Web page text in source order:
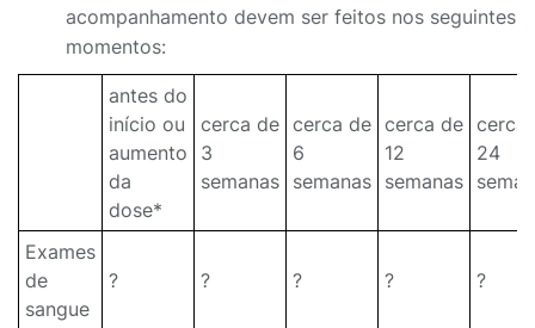
acompanhamento devem ser feitos nos seguintes
momentos:
antes do
início ou
aumento
da
dose*
cerca de
3
semanas
cerca de
6
semanas
cerca de
12
semanas
cerca
24
Exames
de
sangue
? ? ? ? ?